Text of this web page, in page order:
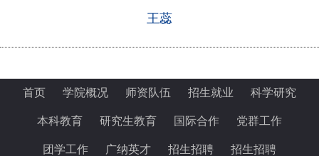
王蕊
首页 学院概况 师资队伍 招生就业 科学研究
本科教育 研究生教育 国际合作 党群工作
团学工作 广纳英才 招生招聘 招生招聘